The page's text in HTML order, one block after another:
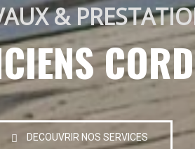
&
DECOUVRIR NOS SERVICES